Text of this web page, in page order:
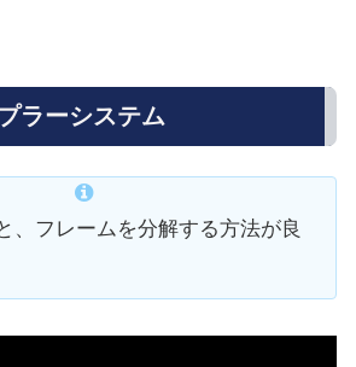
ラーシステム
、フレームを分解する方法が良